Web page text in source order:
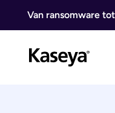
Van ransomware